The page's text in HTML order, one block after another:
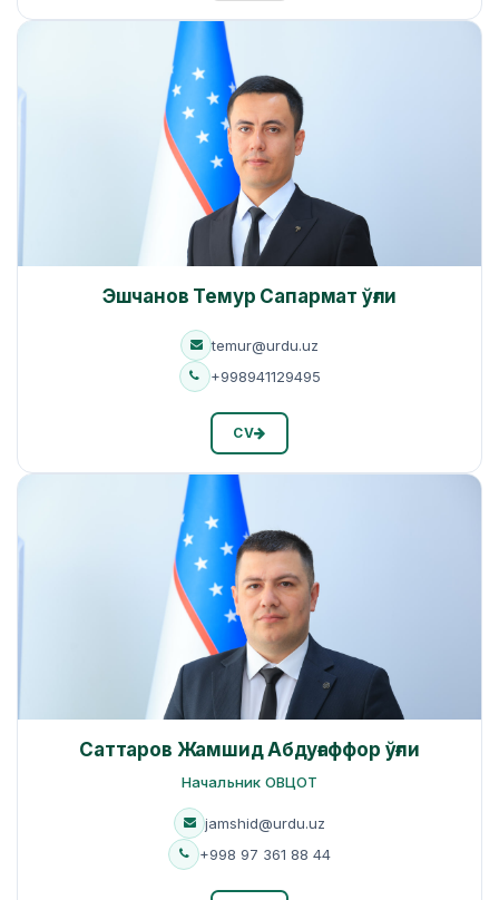
Эшчанов Темур Сапармат ўғли
temur@urdu.uz
+998941129495
CV
Саттаров Жамшид Абдуғаффор ўғли
Начальник ОВЦОТ
jamshid@urdu.uz
+998 97 361 88 44